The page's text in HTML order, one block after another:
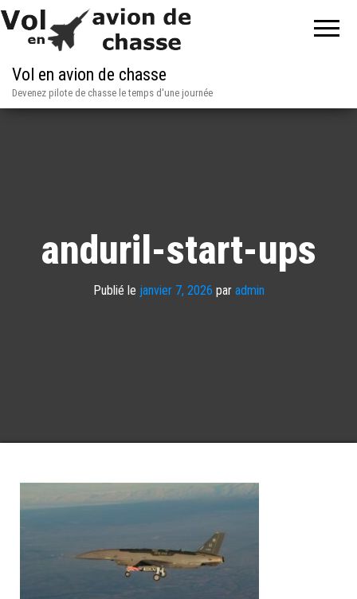
Vol en avion de chasse
Devenez pilote de chasse le temps d'une journée
anduril-start-ups
Publié le janvier 7, 2026 par admin